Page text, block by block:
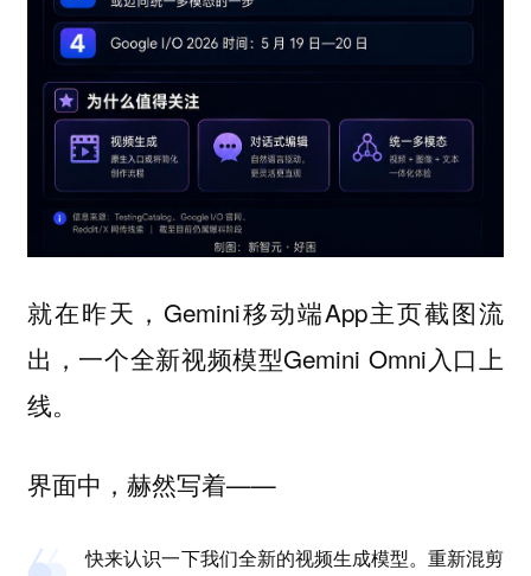
就在昨天，Gemini移动端App主页截图流
出，一个全新视频模型Gemini Omni入口上
线。
界面中，赫然写着——
快来认识一下我们全新的视频生成模型。重新混剪